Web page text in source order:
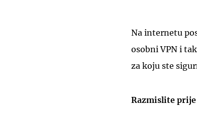
Na internetu
osobni VPN i
za koju ste
Razmislite prije